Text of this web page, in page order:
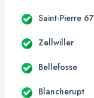
Saint-Pierre 67
Zellwiller
Bellefosse
Blancherupt